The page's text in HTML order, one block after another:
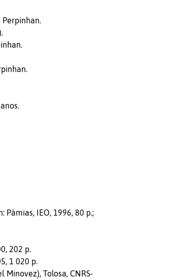
Perpinhan.
Pàmias, IEO, 1996, 80 p.;
202 p.
1 020 p.
Tolosa, CNRS-